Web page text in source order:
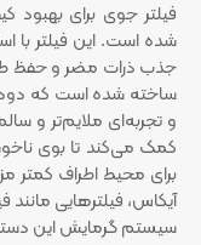
فیلتر جوی برای
شده است. این فیلتر با
جذب ذرات مضر و حفظ
ساخته شده است که دود
و تجربه‌ای ملایم‌تر و
کمک می‌کند تا بوی
برای محیط اطراف کمتر
آیکاس، فیلترهایی مانند
سیستم گرمایش این